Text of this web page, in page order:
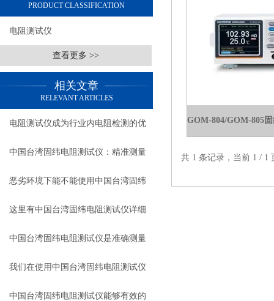
PRODUCT CLASSIFICATION
电阻测试仪
查看更多 >>
相关文章
RELEVANT ARTICLES
电阻测试仪成为行业内电阻检测的优
选装备
中国台湾固纬电阻测试仪：精准测量
的保障者
恶劣环境下能不能使用中国台湾固纬
电阻测试仪？
这里有中国台湾固纬电阻测试仪详细
的使用和校准步骤
中国台湾固纬电阻测试仪是准确测量
电阻值的关键工具
我们在使用中国台湾固纬电阻测试仪
时都需要注意些什么？
中国台湾固纬电阻测试仪能够有效的
共 1 条记录，当前 1 /